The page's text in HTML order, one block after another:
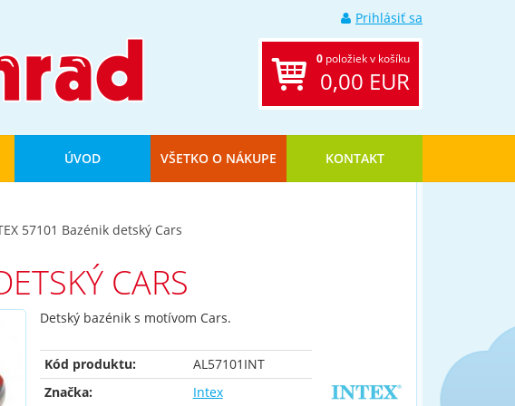
Prihlásiť sa
0 položiek v košíku
0,00 EUR
ÚVOD VŠETKO O NÁKUPE KONTAKT
57101 Bazénik detský Cars
CARS
Detský bazénik s motívom Cars.
Kód produktu:
AL57101INT
Značka:
Intex